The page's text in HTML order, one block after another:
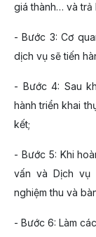
giá thành… và trả
- Bước 3: Cơ
dịch vụ sẽ tiến
- Bước 4: Sau
hành triển khai
kết;
- Bước 5: Khi
vấn và Dịch vụ
nghiệm thu và
- Bước 6: Làm